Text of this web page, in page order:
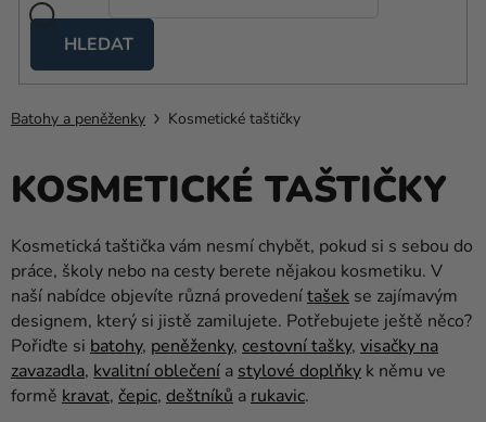
HLEDAT
stany
Kanekalon
Helium
a
Svatba
Párty
Výzdoba
a
doplňky
Batohy a peněženky Kosmetické taštičky
KOSMETICKÉ TAŠTIČKY
Kosmetická taštička vám nesmí chybět, pokud si s sebou do
práce, školy nebo na cesty berete nějakou kosmetiku. V
naší nabídce objevíte různá provedenítašek se zajímavým
designem, který si jistě zamilujete. Potřebujete ještě něco?
Pořiďte si batohy, peněženky, cestovní tašky, visačky na
zavazadla, kvalitní oblečení a stylové doplňky k němu ve
formě kravat, čepic, deštníků a rukavic.